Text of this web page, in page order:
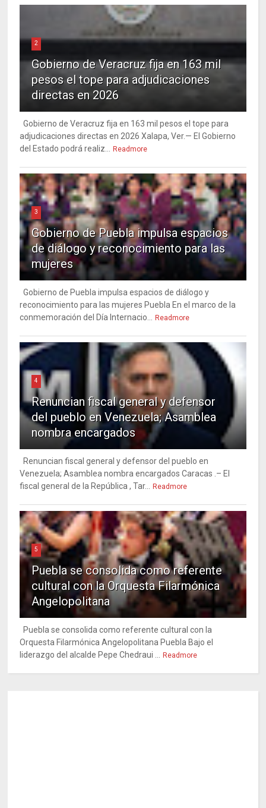
2
Gobierno de Veracruz fija en 163 mil
pesos el tope para adjudicaciones
directas en 2026
Gobierno de Veracruz fija en 163 mil pesos el tope para
adjudicaciones directas en 2026 Xalapa, Ver.— El Gobierno
del Estado podrá realiz...
Readmore
3
Gobierno de Puebla impulsa espacios
de diálogo y reconocimiento para las
mujeres
Gobierno de Puebla impulsa espacios de diálogo y
reconocimiento para las mujeres Puebla En el marco de la
conmemoración del Día Internacio...
Readmore
4
Renuncian fiscal general y defensor
del pueblo en Venezuela; Asamblea
nombra encargados
Renuncian fiscal general y defensor del pueblo en
Venezuela; Asamblea nombra encargados Caracas .– El
fiscal general de la República , Tar...
Readmore
5
Puebla se consolida como referente
cultural con la Orquesta Filarmónica
Angelopolitana
Puebla se consolida como referente cultural con la
Orquesta Filarmónica Angelopolitana Puebla Bajo el
liderazgo del alcalde Pepe Chedraui ...
Readmore